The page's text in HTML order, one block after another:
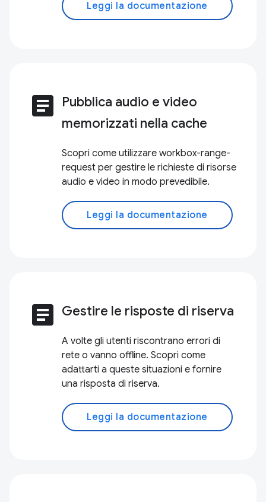
Leggi la documentazione
article Pubblica audio e video
memorizzati nella cache
Scopri come utilizzare workbox-range-
request per gestire le richieste di risorse
audio e video in modo prevedibile.
Leggi la documentazione
article Gestire le risposte di riserva
A volte gli utenti riscontrano errori di
rete o vanno offline. Scopri come
adattarti a queste situazioni e fornire
una risposta di riserva.
Leggi la documentazione